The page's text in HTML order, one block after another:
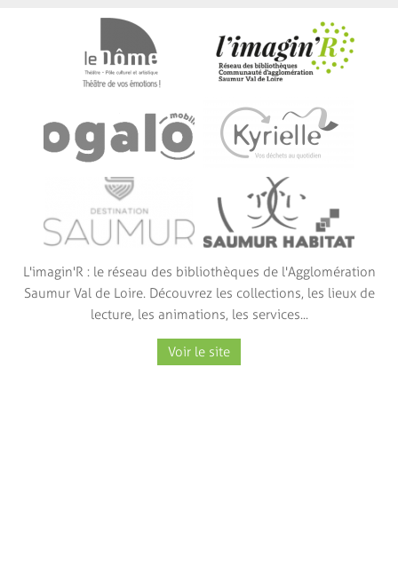
L'imagin'R : le réseau des bibliothèques de l'Agglomération
Saumur Val de Loire. Découvrez les collections, les lieux de
lecture, les animations, les services...
Voir le site